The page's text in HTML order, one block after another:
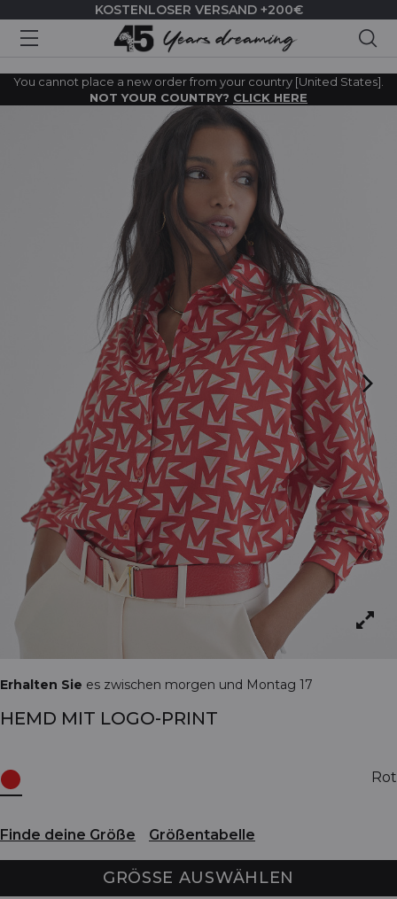
KOSTENLOSER VERSAND +200€
You cannot place a new order from your country [United States].
NOT YOUR COUNTRY? CLICK HERE
Erhalten Sie es zwischen morgen und Montag 17
HEMD MIT LOGO-PRINT
Rot
Finde deine Größe Größentabelle
GRÖSSE AUSWÄHLEN